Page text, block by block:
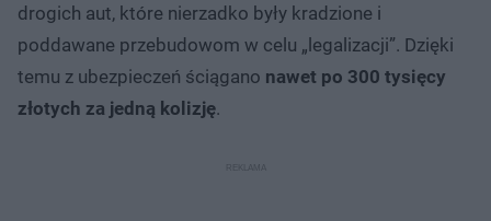
drogich aut, które nierzadko były kradzione i
poddawane przebudowom w celu „legalizacji”. Dzięki
temu z ubezpieczeń ściągano nawet po 300 tysięcy
złotych za jedną kolizję.